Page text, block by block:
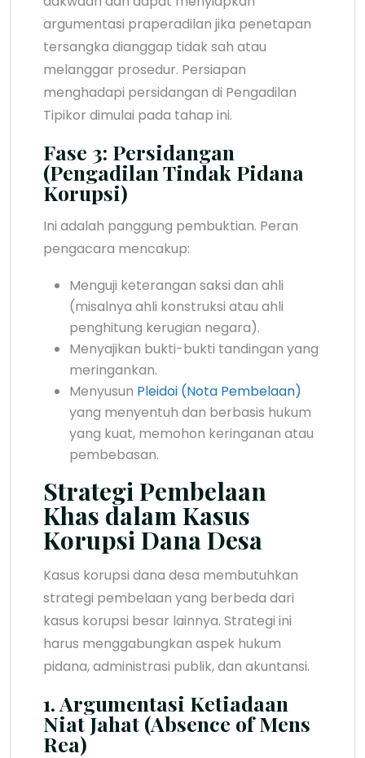
argumentasi praperadilan jika penetapan
tersangka dianggap tidak sah atau
melanggar prosedur. Persiapan
menghadapi persidangan di Pengadilan
Tipikor dimulai pada tahap ini.
Fase 3: Persidangan
(Pengadilan Tindak Pidana
Korupsi)
Ini adalah panggung pembuktian. Peran
pengacara mencakup:
Menguji keterangan saksi dan ahli
(misalnya ahli konstruksi atau ahli
penghitung kerugian negara).
Menyajikan bukti-bukti tandingan yang
meringankan.
Menyusun Pleidoi (Nota Pembelaan)
yang menyentuh dan berbasis hukum
yang kuat, memohon keringanan atau
pembebasan.
Strategi Pembelaan
Khas dalam Kasus
Korupsi Dana Desa
Kasus korupsi dana desa membutuhkan
strategi pembelaan yang berbeda dari
kasus korupsi besar lainnya. Strategi ini
harus menggabungkan aspek hukum
pidana, administrasi publik, dan akuntansi.
1. Argumentasi Ketiadaan
Niat Jahat (Absence of Mens
Rea)